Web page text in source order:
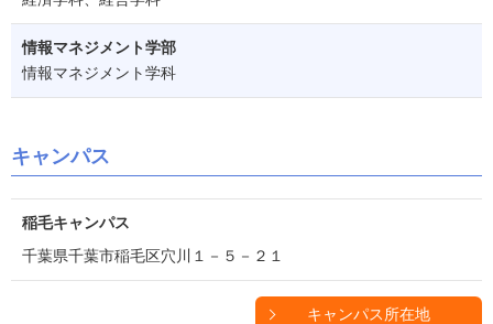
情報マネジメント学部
情報マネジメント学科
キャンパス
稲毛キャンパス
千葉県千葉市稲毛区穴川１－５－２１
キャンパス所在地